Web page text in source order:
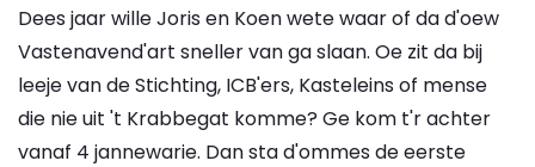
Dees jaar wille Joris en Koen wete waar of da d'oew
Vastenavend'art sneller van ga slaan. Oe zit da bij
leeje van de Stichting, ICB'ers, Kasteleins of mense
die nie uit 't Krabbegat komme? Ge kom t'r achter
vanaf 4 jannewarie. Dan sta d'ommes de eerste